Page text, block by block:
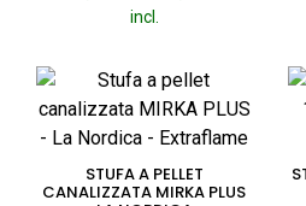
2.839,00 €
a
3.129,00 €
incl.
STUFA A PELLET
CANALIZZATA MIRKA PLUS